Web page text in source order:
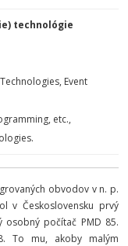
technológie
Event
etc.,
obvodov v n. p.
v Československu prvý
počítač PMD 85.
To mu, akoby malým